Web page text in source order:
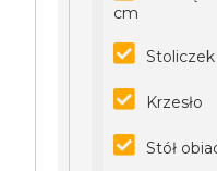
cm
Stoliczek
Krzesło
Stół